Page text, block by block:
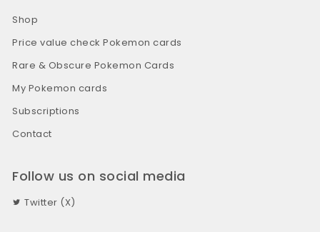
Shop
Price value check Pokemon cards
Rare & Obscure Pokemon Cards
My Pokemon cards
Subscriptions
Contact
Follow us on social media
Twitter (X)